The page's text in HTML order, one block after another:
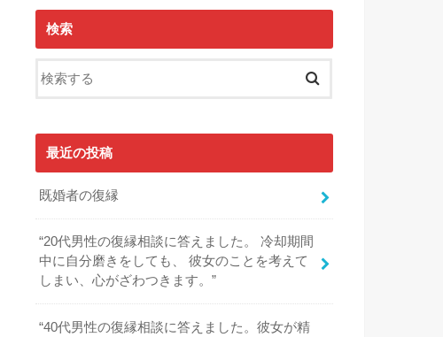
検索
最近の投稿
既婚者の復縁
“20代男性の復縁相談に答えました。 冷却期間
中に自分磨きをしても、 彼女のことを考えて
しまい、心がざわつきます。”
“40代男性の復縁相談に答えました。彼女が精